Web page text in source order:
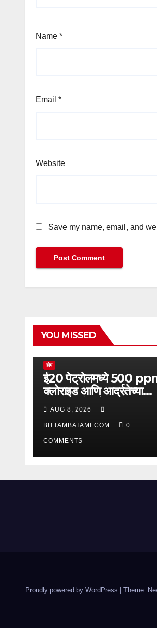
Name *
Email *
Website
Save my name, email, and
YOU MISSED
होम
ई20 पेट्रोलमध्ये 500
क्लोराइड आणि आर्द्रतेच्या
उपस्थितीचे दावे पडताळणीत
सिद्ध झाले नाहीत
AUG 8, 2026
BITTAMBATAMI.COM 0
COMMENTS
Proudly powered by WordPress Theme: